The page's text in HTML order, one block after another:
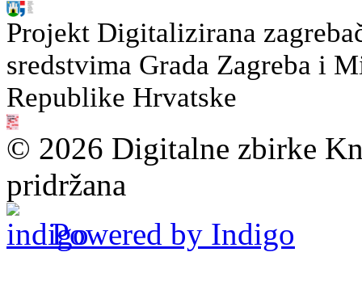
Projekt Digitalizirana
sredstvima Grada Zagreba i
Republike Hrvatske
© 2026 Digitalne zbirke
pridržana
Powered by Indigo